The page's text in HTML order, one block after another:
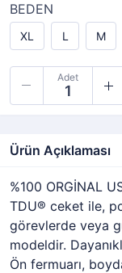
BEDEN
XL L M
Adet
Ürün Açıklaması
%100 ORGİNAL
TDU® ceket ile,
görevlerde veya
modeldir.
Ön fermuarı,